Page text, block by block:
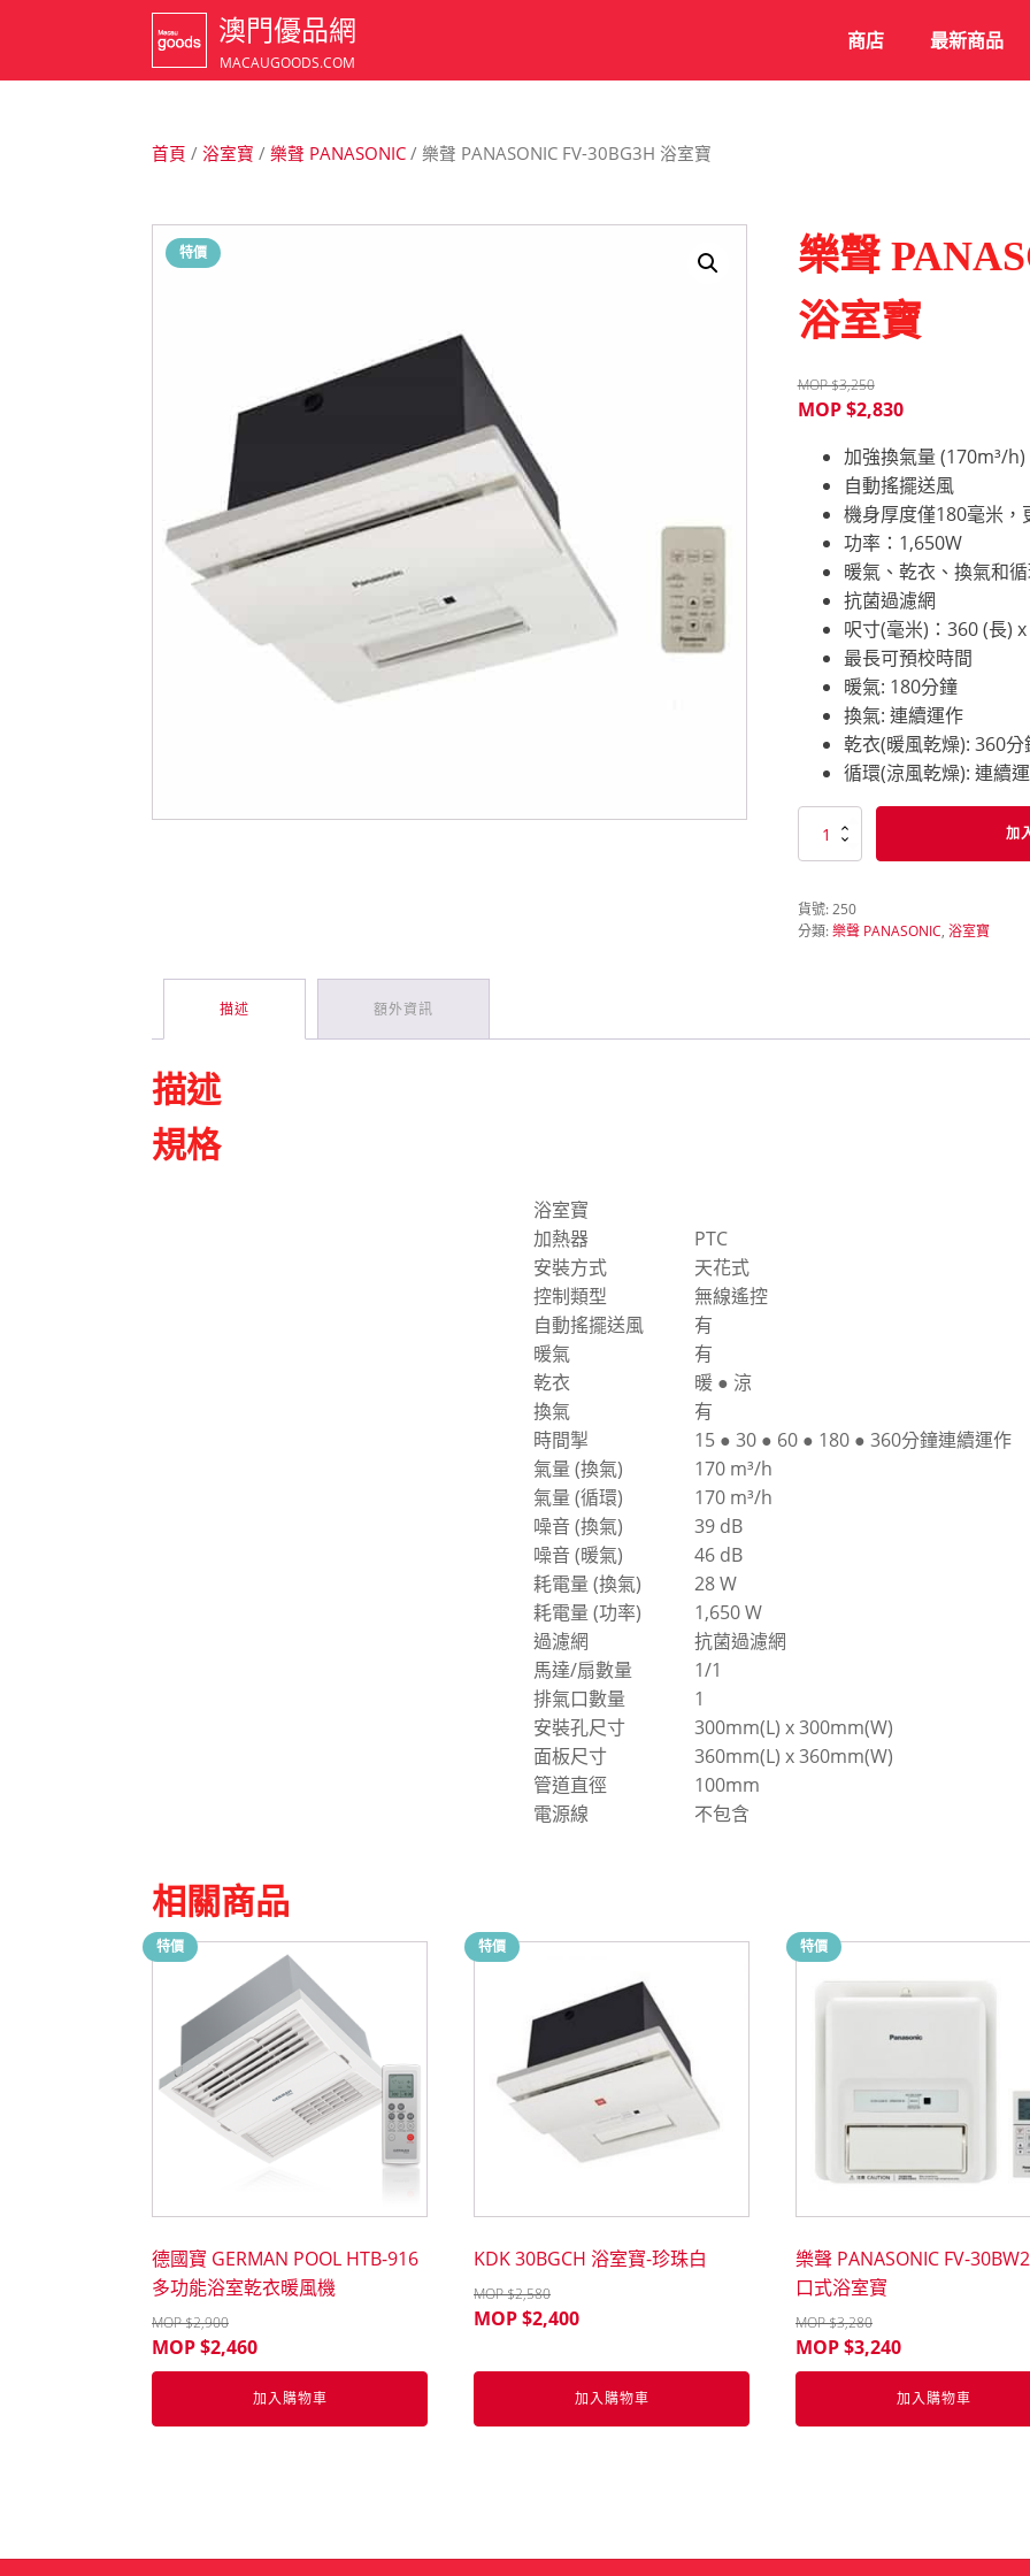
澳門優品網
MACAUGOODS.COM
商店 最新商品
首頁 / 浴室寶 / 樂聲 PANASONIC / 樂聲 PANASONIC FV-30BG3H 浴室寶
特價
樂聲
浴室寶
MOP $3,250
MOP $2,830
加強換氣量 (170m³/
自動搖擺送風
機身厚度僅180毫米，
功率：1,650W
暖氣、乾衣、換氣和
抗菌過濾網
呎寸(毫米)：360 (長)
最長可預校時間
暖氣: 180分鐘
換氣: 連續運作
乾衣(暖風乾燥): 360分
循環(涼風乾燥): 連續
30BG3H
浴
加
貨號:250
分類:樂聲 PANASONIC, 浴室寶
描述 額外資訊
描述
規格
浴室寶
加熱器
PTC
安裝方式
天花式
控制類型
無線遙控
自動搖擺送風
有
暖氣
有
乾衣
暖 ● 涼
換氣
有
時間掣
15 ● 30 ● 60 ● 180 ● 360分鐘連續運作
氣量 (換氣)
170 m³/h
氣量 (循環)
170 m³/h
噪音 (換氣)
39 dB
噪音 (暖氣)
46 dB
耗電量 (換氣)
28 W
耗電量 (功率)
1,650 W
過濾網
抗菌過濾網
馬達/扇數量
1/1
排氣口數量
1
安裝孔尺寸
300mm(L) x 300mm(W)
面板尺寸
360mm(L) x 360mm(W)
管道直徑
100mm
電源線
不包含
相關商品
特價
德國寶 GERMAN POOL HTB-916
多功能浴室乾衣暖風機
MOP $2,900
MOP $2,460
加入購物車
特價
KDK 30BGCH 浴室寶-珍珠白
MOP $2,580
MOP $2,400
加入購物車
特價
樂聲 PANASONIC FV-
口式浴室寶
MOP $3,280
MOP $3,240
加入購物車